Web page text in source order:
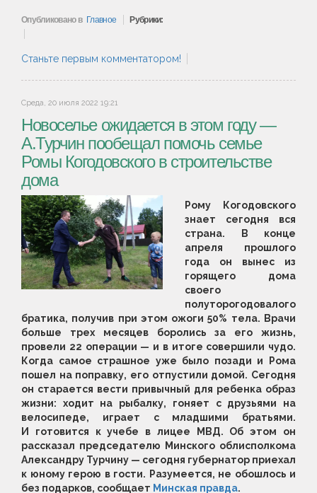
Опубликовано в Главное Рубрики:
Станьте первым комментатором!
Среда, 20 июля 2022 19:21
Новоселье ожидается в этом году —
A.Турчин пообещал помочь семье
Ромы Когодовского в строительстве
дома
Рому Когодовского
знает сегодня вся
страна. В конце
апреля прошлого
года он вынес из
горящего дома
своего
полуторогодовалого
братика, получив при этом ожоги 50% тела. Врачи
больше трех месяцев боролись за его жизнь,
провели 22 операции — и в итоге совершили чудо.
Когда самое страшное уже было позади и Рома
пошел на поправку, его отпустили домой. Сегодня
он старается вести привычный для ребенка образ
жизни: ходит на рыбалку, гоняет с друзьями на
велосипеде, играет с младшими братьями.
И готовится к учебе в лицее МВД. Об этом он
рассказал председателю Минского облисполкома
Александру Турчину — сегодня губернатор приехал
к юному герою в гости. Разумеется, не обошлось и
без подарков, сообщает Минская правда.